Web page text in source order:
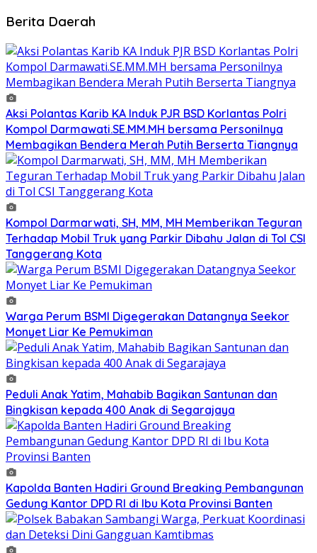
Berita Daerah
Aksi Polantas Karib KA Induk PJR BSD Korlantas Polri
Kompol Darmawati.SE.MM.MH bersama Personilnya
Membagikan Bendera Merah Putih Berserta Tiangnya
Kompol Darmarwati, SH, MM, MH Memberikan Teguran
Terhadap Mobil Truk yang Parkir Dibahu Jalan di Tol CSI
Tanggerang Kota
Warga Perum BSMI Digegerakan Datangnya Seekor
Monyet Liar Ke Pemukiman
Peduli Anak Yatim, Mahabib Bagikan Santunan dan
Bingkisan kepada 400 Anak di Segarajaya
Kapolda Banten Hadiri Ground Breaking Pembangunan
Gedung Kantor DPD RI di Ibu Kota Provinsi Banten